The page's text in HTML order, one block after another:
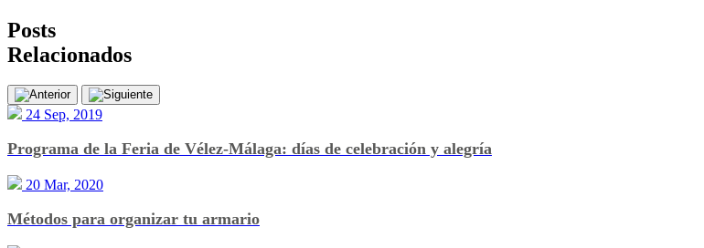
Posts
Relacionados
24 Sep, 2019
Programa de la Feria de Vélez-Málaga: días de celebración y alegría
20 Mar, 2020
Métodos para organizar tu armario